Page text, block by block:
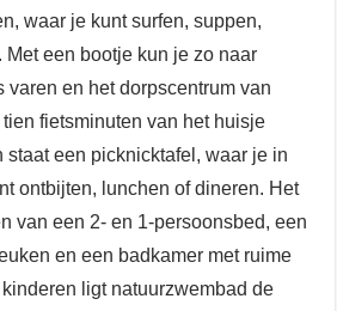
waar je kunt surfen, suppen,
een bootje kun je zo naar
varen en het dorpscentrum van
fietsminuten van het huisje
staat een picknicktafel, waar je in
ontbijten, lunchen of dineren. Het
van een 2- en 1-persoonsbed, een
en een badkamer met ruime
ligt natuurzwembad de